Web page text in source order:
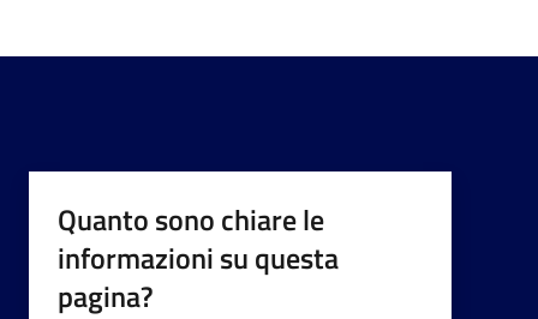
Quanto sono chiare le
informazioni su questa
pagina?